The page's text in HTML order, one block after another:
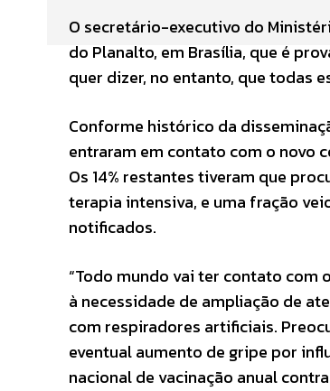
O secretário-executivo do
do Planalto, em Brasília, que é
quer dizer, no entanto, que todas
Conforme histórico da
entraram em contato com o novo
Os 14% restantes tiveram que
terapia intensiva, e uma fração
notificados.
“Todo mundo vai ter contato com
à necessidade de ampliação de
com respiradores artificiais.
eventual aumento de gripe por
nacional de vacinação anual